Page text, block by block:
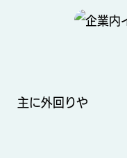
主に外回りや